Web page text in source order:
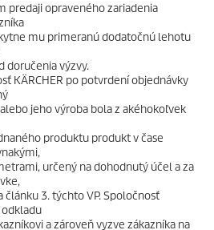
predaji opraveného zariadenia
mu primeranú dodatočnú lehotu
doručenia výzvy.
KÄRCHER po potvrdení objednávky
jeho výroba bola z akéhokoľvek
produktu produkt v čase
určený na dohodnutý účel a za
3. týchto VP. Spoločnosť
odkladu
a zároveň vyzve zákazníka na